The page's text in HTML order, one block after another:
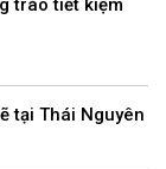
trào tiết kiệm
tại Thái Nguyên